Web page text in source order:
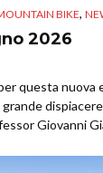
BIKE,
2026
questa nuova
Giovanni